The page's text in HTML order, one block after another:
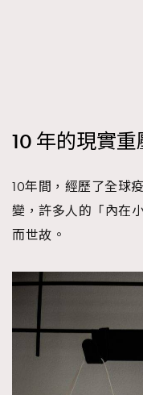
AFrenchMind
EmpowerF
10 年的現實重
10年間，經歷了全球
變，許多人的「內在
而世故。